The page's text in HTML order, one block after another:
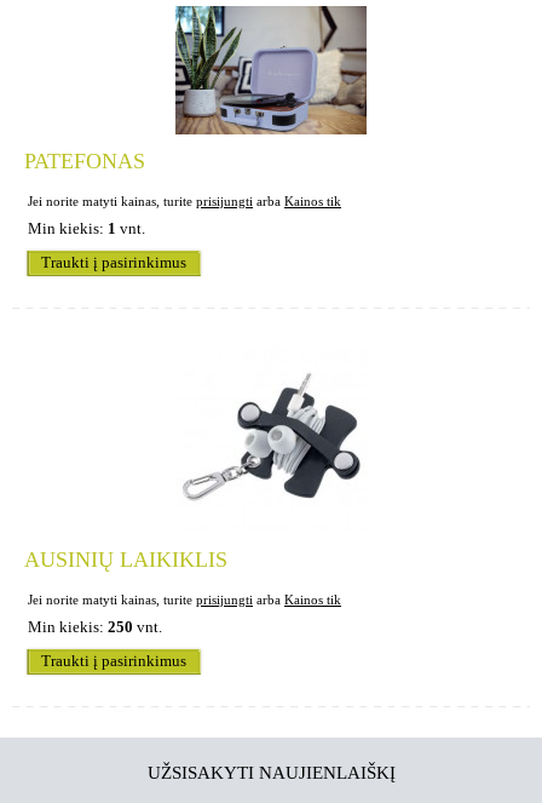
PATEFONAS
Jei norite matyti kainas, turite prisijungti arba Kainos tik
Min kiekis: 1 vnt.
Traukti į pasirinkimus
AUSINIŲ LAIKIKLIS
Jei norite matyti kainas, turite prisijungti arba Kainos tik
Min kiekis: 250 vnt.
Traukti į pasirinkimus
UŽSISAKYTI NAUJIENLAIŠKĮ